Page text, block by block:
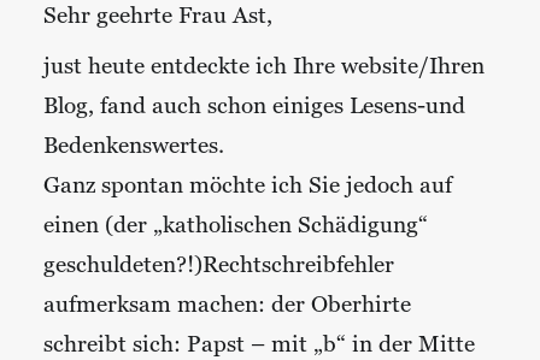
Sehr geehrte Frau Ast,
just heute entdeckte ich Ihre website/Ihren
Blog, fand auch schon einiges Lesens-und
Bedenkenswertes.
Ganz spontan möchte ich Sie jedoch auf
einen (der „katholischen Schädigung“
geschuldeten?!)Rechtschreibfehler
aufmerksam machen: der Oberhirte
schreibt sich: Papst – mit „b“ in der Mitte